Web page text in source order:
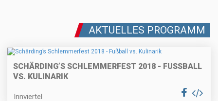
AKTUELLES PROGRAMM
SCHÄRDING’S SCHLEMMERFEST 2018 - FUSSBALL V
S. KULINARIK
Innviertel